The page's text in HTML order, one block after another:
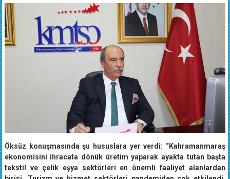
Öksüz konuşmasında şu hususlara yer verdi: “Kahramanmaraş
ekonomisini ihracata dönük üretim yaparak ayakta tutan başta
tekstil ve çelik eşya sektörleri en önemli faaliyet alanlardan